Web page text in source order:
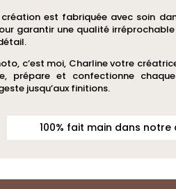
est fabriquée avec soin
garantir une qualité
c’est moi, Charline votre
prépare et confectionne
jusqu’aux finitions.
100% fait main dans notre